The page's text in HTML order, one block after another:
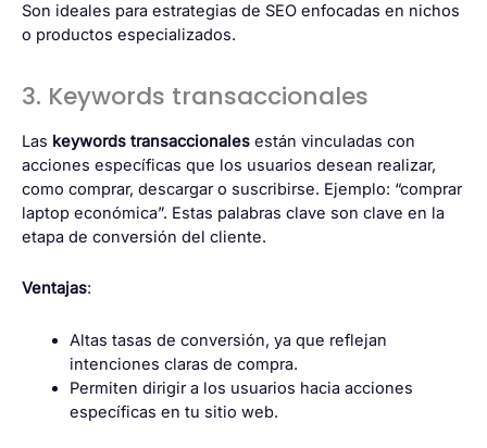
Son ideales para estrategias de SEO enfocadas en nichos
o productos especializados.
3. Keywords transaccionales
Las keywords transaccionales están vinculadas con
acciones específicas que los usuarios desean realizar,
como comprar, descargar o suscribirse. Ejemplo: “comprar
laptop económica”. Estas palabras clave son clave en la
etapa de conversión del cliente.
Ventajas:
Altas tasas de conversión, ya que reflejan
intenciones claras de compra.
Permiten dirigir a los usuarios hacia acciones
específicas en tu sitio web.